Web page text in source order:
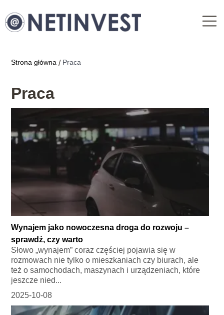
Strona główna / Praca
Praca
Wynajem jako nowoczesna droga do rozwoju –
sprawdź, czy warto
Słowo „wynajem” coraz częściej pojawia się w
rozmowach nie tylko o mieszkaniach czy biurach, ale
też o samochodach, maszynach i urządzeniach, które
jeszcze nied...
2025-10-08